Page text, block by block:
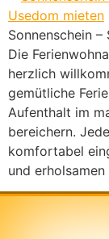
Sonnenschein
Die
herzlich
gemütliche
Aufenthalt im
bereichern.
komfortabel
und